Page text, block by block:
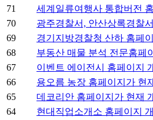
71
세계일류여행사 통합버전
70
광주경찰서, 안산상록경찰
69
경기지방경찰청 산하 홈페
68
부동산 매물 분석 전문홈페
67
이벤트 에이전시 홈페이지
66
용오름 농장 홈페이지가 현
65
데코리안 홈페이지가 현재
64
현대직업소개소 홈페이지